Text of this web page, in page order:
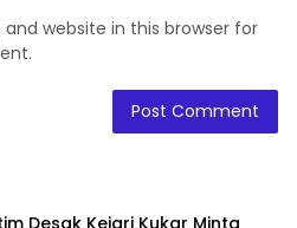
website in this browser for
Desak Kejari Kukar Minta